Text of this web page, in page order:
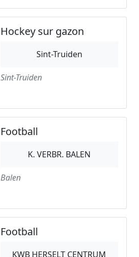
Hockey sur gazon
Sint-Truiden
Sint-Truiden
Football
K. VERBR. BALEN
Balen
Football
KWB HERSELT CENTRUM